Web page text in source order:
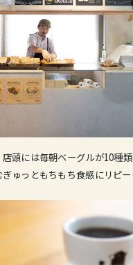
頭には毎朝ベーグルが10種
ゅっともちもち食感にリピー